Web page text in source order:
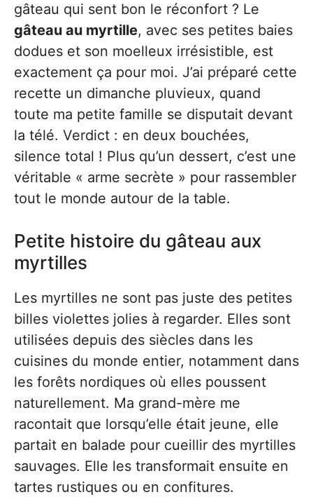
gâteau qui sent bon le réconfort ? Le
gâteau au myrtille, avec ses petites baies
dodues et son moelleux irrésistible, est
exactement ça pour moi. J’ai préparé cette
recette un dimanche pluvieux, quand
toute ma petite famille se disputait devant
la télé. Verdict : en deux bouchées,
silence total ! Plus qu’un dessert, c’est une
véritable « arme secrète » pour rassembler
tout le monde autour de la table.
Petite histoire du gâteau aux
myrtilles
Les myrtilles ne sont pas juste des petites
billes violettes jolies à regarder. Elles sont
utilisées depuis des siècles dans les
cuisines du monde entier, notamment dans
les forêts nordiques où elles poussent
naturellement. Ma grand-mère me
racontait que lorsqu’elle était jeune, elle
partait en balade pour cueillir des myrtilles
sauvages. Elle les transformait ensuite en
tartes rustiques ou en confitures.